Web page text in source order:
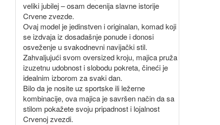
veliki jubilej – osam decenija slavne istorije
Crvene zvezde.
Ovaj model je jedinstven i originalan, komad koji
se izdvaja iz dosadašnje ponude i donosi
osveženje u svakodnevni navijački stil.
Zahvaljujući svom oversized kroju, majica pruža
izuzetnu udobnost i slobodu pokreta, čineći je
idealnim izborom za svaki dan.
Bilo da je nosite uz sportske ili ležerne
kombinacije, ova majica je savršen način da sa
stilom pokažete svoju pripadnost i lojalnost
Crvenoj zvezdi.